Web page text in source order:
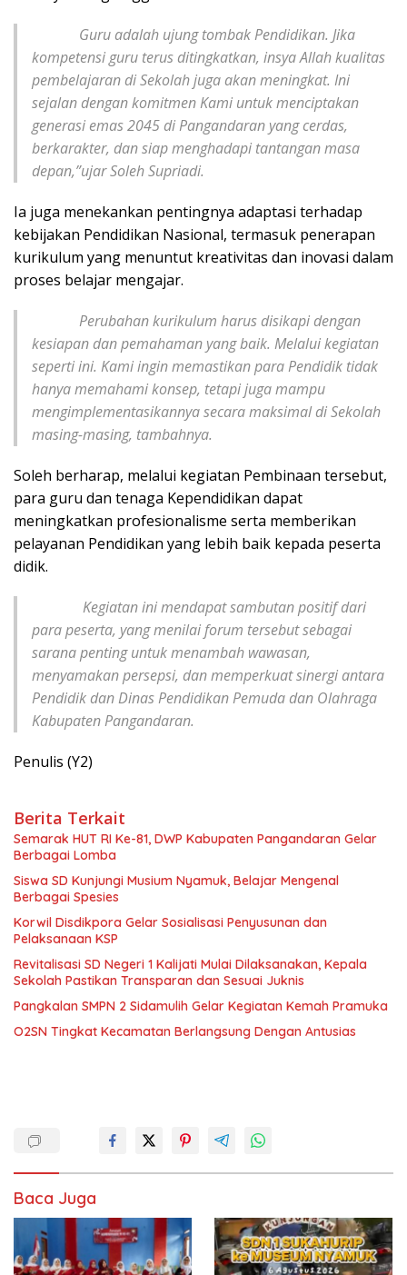
Guru adalah ujung tombak Pendidikan. Jika
kompetensi guru terus ditingkatkan, insya Allah kualitas
pembelajaran di Sekolah juga akan meningkat. Ini
sejalan dengan komitmen Kami untuk menciptakan
generasi emas 2045 di Pangandaran yang cerdas,
berkarakter, dan siap menghadapi tantangan masa
depan,”ujar Soleh Supriadi.
Ia juga menekankan pentingnya adaptasi terhadap
kebijakan Pendidikan Nasional, termasuk penerapan
kurikulum yang menuntut kreativitas dan inovasi dalam
proses belajar mengajar.
Perubahan kurikulum harus disikapi dengan
kesiapan dan pemahaman yang baik. Melalui kegiatan
seperti ini. Kami ingin memastikan para Pendidik tidak
hanya memahami konsep, tetapi juga mampu
mengimplementasikannya secara maksimal di Sekolah
masing-masing, tambahnya.
Soleh berharap, melalui kegiatan Pembinaan tersebut,
para guru dan tenaga Kependidikan dapat
meningkatkan profesionalisme serta memberikan
pelayanan Pendidikan yang lebih baik kepada peserta
didik.
Kegiatan ini mendapat sambutan positif dari
para peserta, yang menilai forum tersebut sebagai
sarana penting untuk menambah wawasan,
menyamakan persepsi, dan memperkuat sinergi antara
Pendidik dan Dinas Pendidikan Pemuda dan Olahraga
Kabupaten Pangandaran.
Penulis (Y2)
Berita Terkait
Semarak HUT RI Ke-81, DWP Kabupaten Pangandaran Gelar
Berbagai Lomba
Siswa SD Kunjungi Musium Nyamuk, Belajar Mengenal
Berbagai Spesies
Korwil Disdikpora Gelar Sosialisasi Penyusunan dan
Pelaksanaan KSP
Revitalisasi SD Negeri 1 Kalijati Mulai Dilaksanakan, Kepala
Sekolah Pastikan Transparan dan Sesuai Juknis
Pangkalan SMPN 2 Sidamulih Gelar Kegiatan Kemah Pramuka
O2SN Tingkat Kecamatan Berlangsung Dengan Antusias
Baca Juga